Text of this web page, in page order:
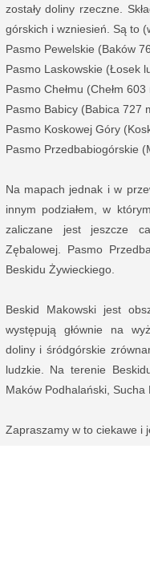
zostały doliny rzeczne.
górskich i wzniesień. Są to
Pasmo Pewelskie (Baków
Pasmo Laskowskie (Łosek
Pasmo Chełmu (Chełm 603
Pasmo Babicy (Babica 727
Pasmo Koskowej Góry
Pasmo Przedbabiogórskie
Na mapach jednak i w
innym podziałem, w
zaliczane jest jeszcze
Zębalowej. Pasmo
Beskidu Żywieckiego.
Beskid Makowski jest
występują głównie na
doliny i śródgórskie
ludzkie. Na terenie
Maków Podhalański, Sucha
Zapraszamy w to ciekawe i